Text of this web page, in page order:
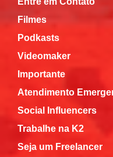
Filmes
Podkasts
Videomaker
Importante
Atendimento
Social Influencers
Trabalhe na K2
Seja um Freelancer